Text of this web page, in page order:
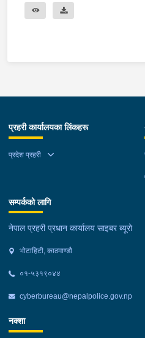
प्रहरी कार्यालयका लिंकहरू
प्रदेश प्रहरी
सम्पर्कको लागि
नेपाल प्रहरी प्रधान कार्यालय साइबर ब्यूरो
भोटाहिटी, काठमाण्डौ
०१-५३१९०४४
cyberbureau@nepalpolice.gov.np
नक्शा